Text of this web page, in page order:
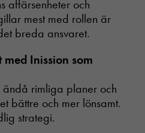
affärsenheter och
mest med rollen är
breda ansvaret.
med Inission som
ändå rimliga planer och
bättre och mer lönsamt.
strategi.